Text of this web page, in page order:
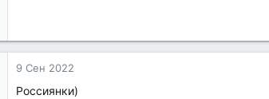
9 Сен 2022
Россиянки)